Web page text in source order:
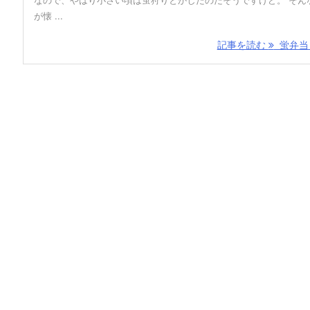
が懐 ...
記事を読む 蛍弁当